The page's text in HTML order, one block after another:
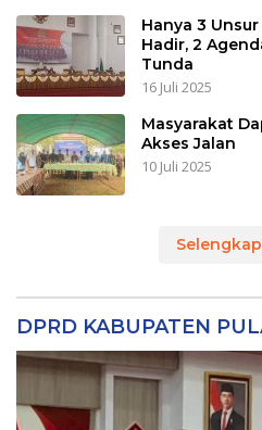
Hanya 3
Hadir, 2
Tunda
16 Juli 2025
Masyarakat
Akses Jalan
10 Juli 2025
DPRD KABUPATEN